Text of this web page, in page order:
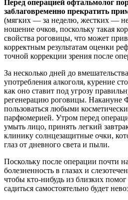
Перед операцией офтальмолог
заблаговременно прекратить
(мягких — за неделю, жестких — не
ношение очков, поскольку такая
свойства роговицы, что может
корректным результатам оценки
точной коррекции зрения после
За несколько дней до
употребления алкоголя, курение
как оно ставит под угрозу
регенерацию роговицы. Накануне
пользоваться любыми
парфюмерией. Утром перед
умыть лицо, принять легкий
клинику солнцезащитные очки,
глаз от дневного света и пыли.
Поскольку после операции почти
болезненность в глазах и
чтобы кто-нибудь из близких
садиться самостоятельно будет